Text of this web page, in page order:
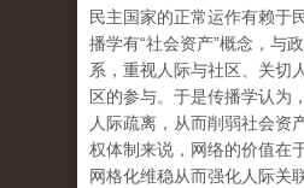
民主国家的正常运作有赖于
播学有“社会资产”概念，与
系，重视人际与社区、关切
区的参与。于是传播学认为
人际疏离，从而削弱社会资
权体制来说，网络的价值在
网格化维稳从而强化人际关